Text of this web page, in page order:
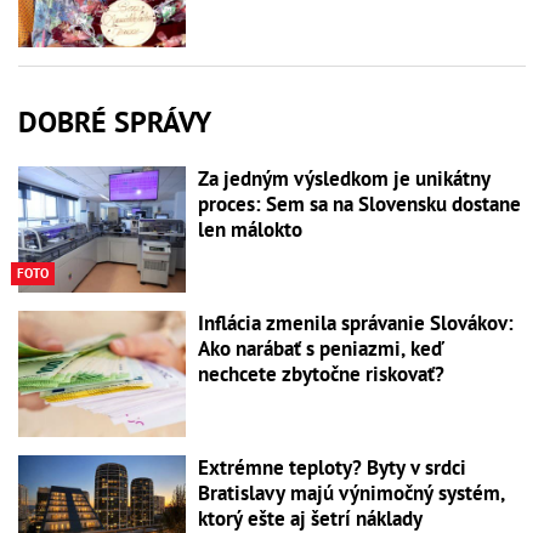
DOBRÉ SPRÁVY
FOTO
Za jedným výsledkom je unikátny
proces: Sem sa na Slovensku dostane
len málokto
Inflácia zmenila správanie Slovákov:
Ako narábať s peniazmi, keď
nechcete zbytočne riskovať?
Extrémne teploty? Byty v srdci
Bratislavy majú výnimočný systém,
ktorý ešte aj šetrí náklady